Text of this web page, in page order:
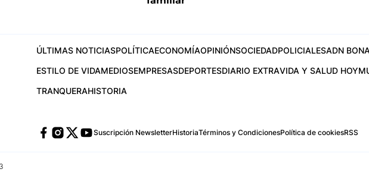
ÚLTIMAS NOTICIASPOLÍTICAECONOMÍAOPINIÓNSOCIEDADPOLICIALESADN
ESTILO DE VIDAMEDIOSEMPRESASDEPORTESDIARIO EXTRAVIDA Y SALUD HOY
TRANQUERAHISTORIA
Suscripción NewsletterHistoriaTérminos y CondicionesPolítica de cookiesRSS